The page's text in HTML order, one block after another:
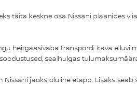
täita keskne osa Nissani plaanides
heitgaasivaba transpordi kava
sealhulgas
jaoks oluline etapp. Lisaks